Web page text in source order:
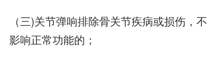
（三)关节弹响排除骨关节疾病或损伤，不
影响正常功能的；